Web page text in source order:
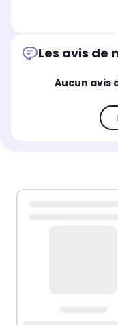
Les avis de
Aucun avis